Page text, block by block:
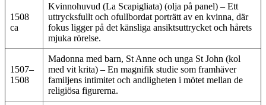
1508
ca
Kvinnohuvud (La Scapigliata) (olja på panel) – Ett
uttrycksfullt och ofullbordat porträtt av en kvinna, där
fokus ligger på det känsliga ansiktsuttrycket och hårets
mjuka rörelse.
1507–
1508
Madonna med barn, St Anne och unga St John (kol
med vit krita) – En magnifik studie som framhäver
familjens intimitet och andligheten i mötet mellan de
religiösa figurerna.